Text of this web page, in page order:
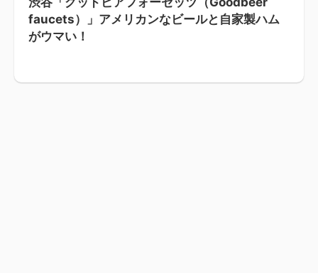
faucets）」アメリカンなビールと自家製ハム
がウマい！